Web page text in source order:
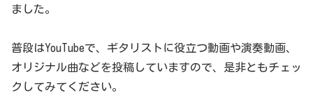
ました。
普段はYouTubeで、ギタリストに役立つ動画や演奏動画、
オリジナル曲などを投稿していますので、是非ともチェッ
クしてみてください。